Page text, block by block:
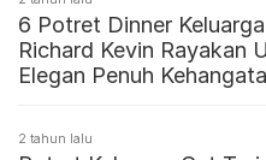
6 Potret Dinner
Richard Kevin Rayakan
Elegan Penuh
2 tahun lalu